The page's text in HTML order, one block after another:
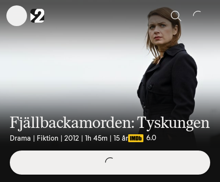
Sök
Fjällbackamorden: Tyskungen
Drama | Fiktion | 2012 | 1h 45m | 15 år 6.0